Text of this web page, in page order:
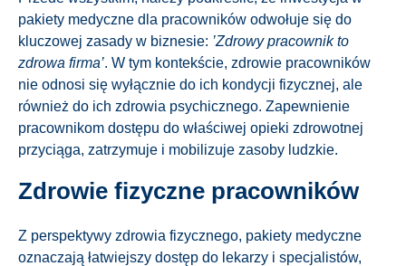
pakiety medyczne dla pracowników odwołuje się do
kluczowej zasady w biznesie: ’Zdrowy pracownik to
zdrowa firma’. W tym kontekście, zdrowie pracowników
nie odnosi się wyłącznie do ich kondycji fizycznej, ale
również do ich zdrowia psychicznego. Zapewnienie
pracownikom dostępu do właściwej opieki zdrowotnej
przyciąga, zatrzymuje i mobilizuje zasoby ludzkie.
Zdrowie fizyczne pracowników
Z perspektywy zdrowia fizycznego, pakiety medyczne
oznaczają łatwiejszy dostęp do lekarzy i specjalistów,